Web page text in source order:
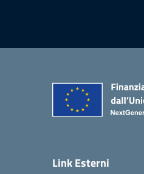
Link Esterni